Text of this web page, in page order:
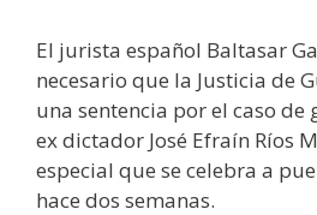
El jurista español Baltasar
necesario que la Justicia de
una sentencia por el caso de
ex dictador José Efraín Ríos
especial que se celebra a
hace dos semanas.